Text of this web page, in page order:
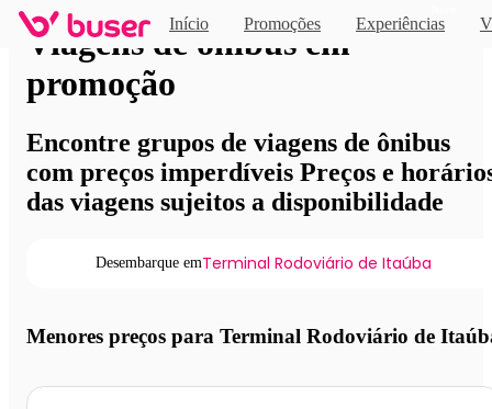
Início Promoções Experiências
Viagens de ônibus em
promoção
Encontre grupos de viagens de ônibus
com preços imperdíveis Preços e
das viagens sujeitos a disponibilidade
Desembarque emTerminal Rodoviário de Itaúba
Menores preços para Terminal Rodoviário de